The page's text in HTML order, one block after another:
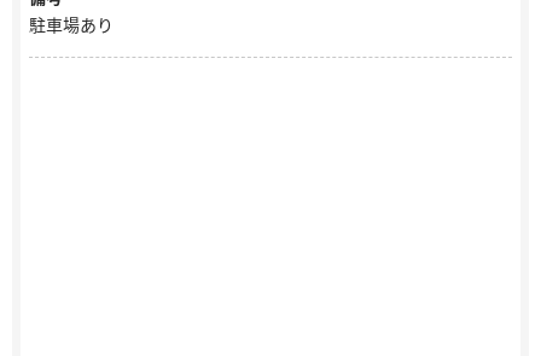
駐車場あり